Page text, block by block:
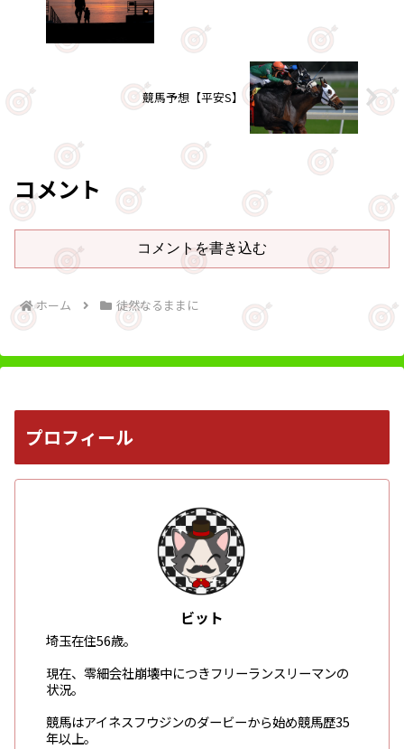
競馬予想【平安S】
コメント
コメントを書き込む
ホーム 徒然なるままに
プロフィール
ビット
埼玉在住56歳。
現在、零細会社崩壊中につきフリーランスリーマンの
状況。
競馬はアイネスフウジンのダービーから始め競馬歴35
年以上。